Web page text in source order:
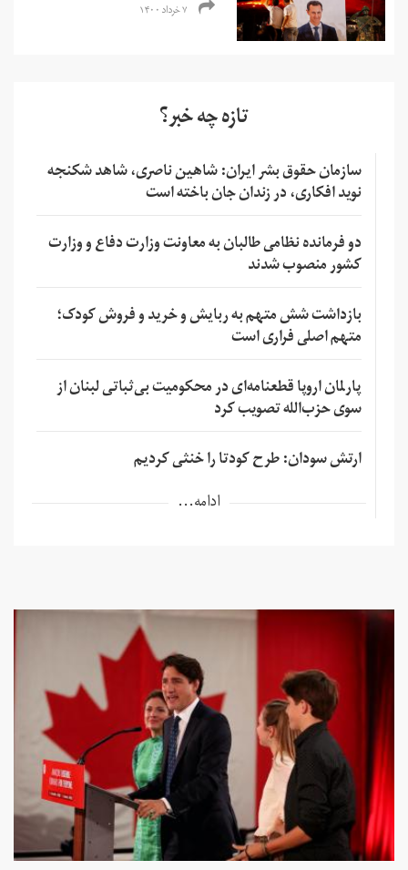
۷ خرداد ۱۴۰۰
تازه چه خبر؟
سازمان حقوق بشر ایران: شاهین ناصری، شاهد شکنجه
نوید افکاری، در زندان جان باخته است
دو فرمانده نظامی طالبان به معاونت وزارت دفاع و وزارت
کشور منصوب شدند
بازداشت شش متهم به ربایش و خرید و فروش کودک؛
متهم اصلی فراری است
پارلمان اروپا قطعنامه‌ای در محکومیت بی‌ثباتی لبنان از
سوی حزب‌الله تصویب کرد
ارتش سودان: طرح کودتا را خنثی کردیم
ادامه...